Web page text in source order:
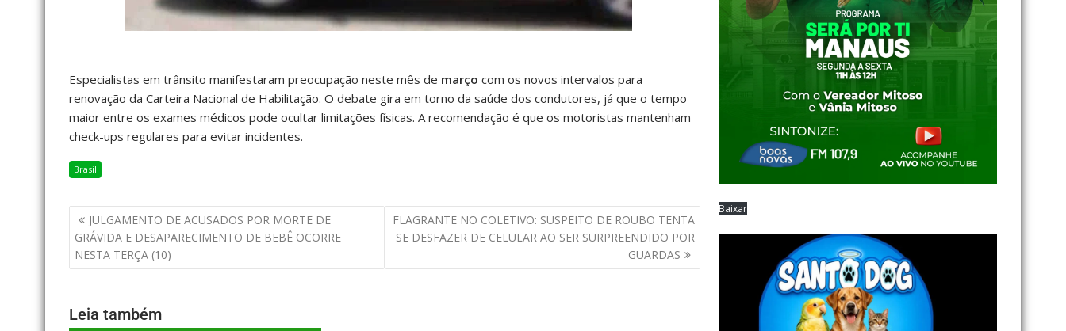
Especialistas em trânsito manifestaram preocupação neste mês de março com os novos intervalos para
renovação da Carteira Nacional de Habilitação. O debate gira em torno da saúde dos condutores, já que o tempo
maior entre os exames médicos pode ocultar limitações físicas. A recomendação é que os motoristas mantenham
check-ups regulares para evitar incidentes.
Brasil
JULGAMENTO DE ACUSADOS POR MORTE DE
GRÁVIDA E DESAPARECIMENTO DE BEBÊ OCORRE
NESTA TERÇA (10)
FLAGRANTE NO COLETIVO: SUSPEITO DE ROUBO TENTA
SE DESFAZER DE CELULAR AO SER SURPREENDIDO POR
GUARDAS
Leia também
Baixar